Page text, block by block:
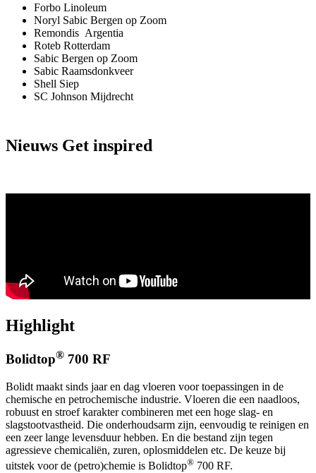
Forbo Linoleum
Noryl Sabic Bergen op Zoom
Remondis Argentia
Roteb Rotterdam
Sabic Bergen op Zoom
Sabic Raamsdonkveer
Shell Siep
SC Johnson Mijdrecht
Nieuws Get inspired
Highlight
Bolidtop® 700 RF
Bolidt maakt sinds jaar en dag vloeren voor toepassingen in de
chemische en petrochemische industrie. Vloeren die een naadloos,
robuust en stroef karakter combineren met een hoge slag- en
slagstootvastheid. Die onderhoudsarm zijn, eenvoudig te reinigen en
een zeer lange levensduur hebben. En die bestand zijn tegen
agressieve chemicaliën, zuren, oplosmiddelen etc. De keuze bij
uitstek voor de (petro)chemie is Bolidtop® 700 RF.